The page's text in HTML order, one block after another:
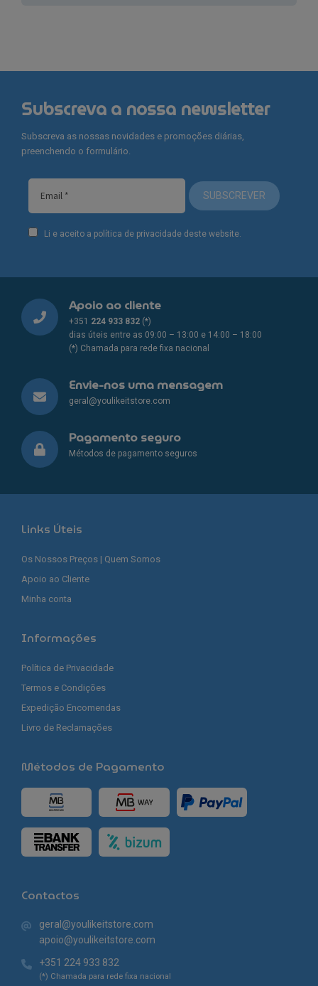
Subscreva a nossa newsletter
Subscreva as nossas novidades e promoções diárias,
preenchendo o formulário.
SUBSCREVER
Li e aceito a política de privacidade deste website.
Apoio ao cliente
+351 224 933 832 (*)
dias úteis entre as 09:00 – 13:00 e 14:00 – 18:00
(*) Chamada para rede fixa nacional
Envie-nos uma mensagem
geral@youlikeitstore.com
Pagamento seguro
Métodos de pagamento seguros
Links Úteis
Os Nossos Preços | Quem Somos
Apoio ao Cliente
Minha conta
Informações
Política de Privacidade
Termos e Condições
Expedição Encomendas
Livro de Reclamações
Métodos de Pagamento
Contactos
geral@youlikeitstore.com
apoio@youlikeitstore.com
+351 224 933 832
(*) Chamada para rede fixa nacional